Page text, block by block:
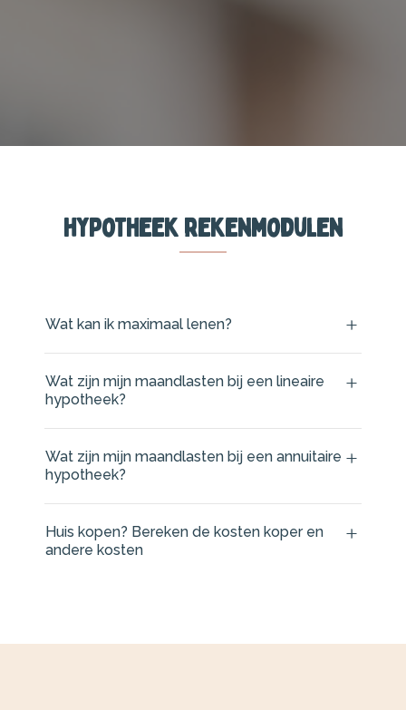
Hypotheek rekenmodulen
Wat kan ik maximaal lenen?
Wat zijn mijn maandlasten bij een lineaire
hypotheek?
Wat zijn mijn maandlasten bij een annuitaire
hypotheek?
Huis kopen? Bereken de kosten koper en
andere kosten